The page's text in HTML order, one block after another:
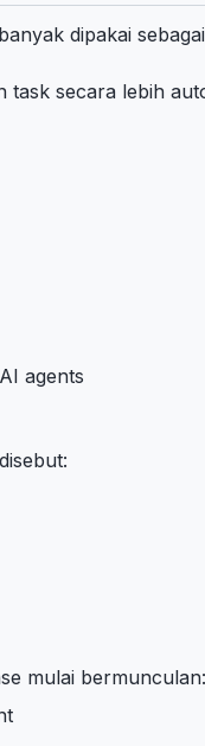
dipakai
task secara lebih
agents
mulai bermunculan: